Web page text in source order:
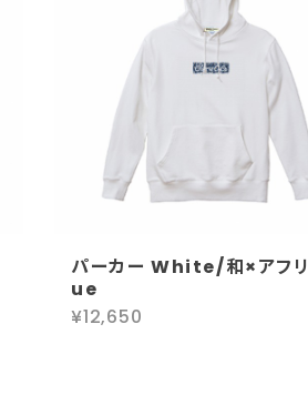
パーカー White/和×アフ
ue
¥12,650